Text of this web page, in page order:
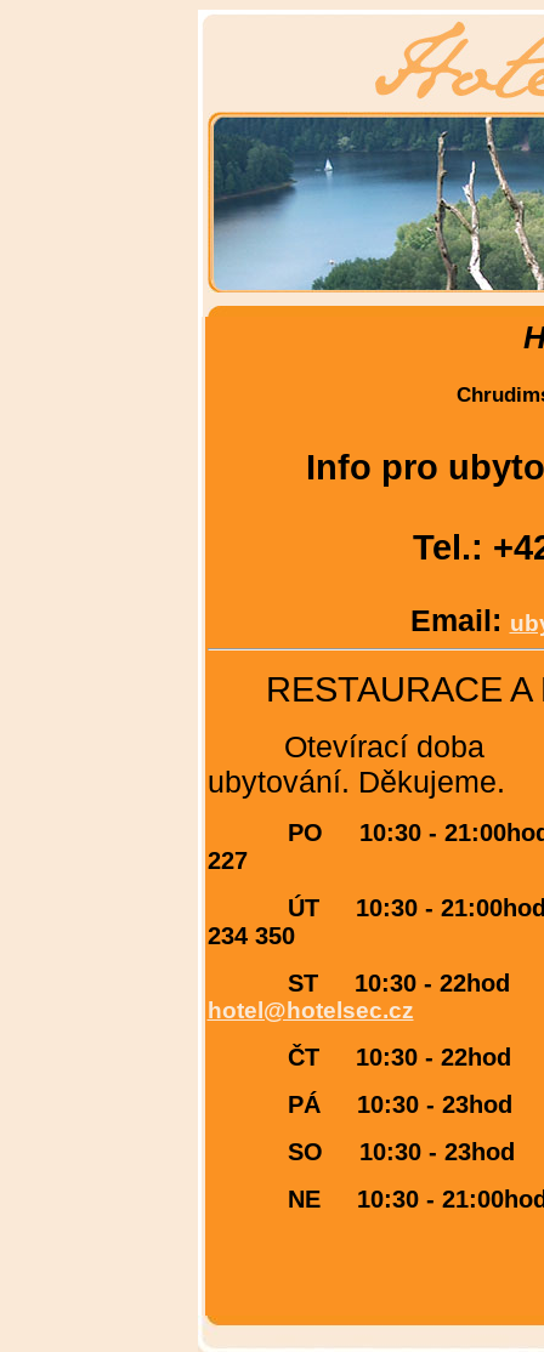
Info pro
Tel.:
Email:
RESTAURACE A
Otevírací doba na
ubytování. Děkujeme.
PO 10:30 - 21:00hod
227
ÚT 10:30 - 21:00hod
234 350
ST 10:30 - 22hod
hotel@hotelsec.cz
ČT 10:30 -
PÁ 10:30 -
SO 10:30 - 23hod
NE10:30 -